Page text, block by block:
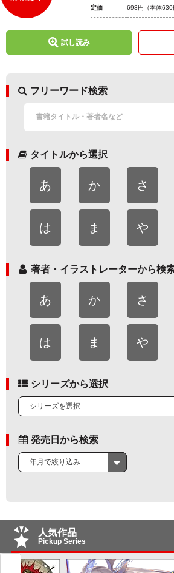
定価 693円 （本体630
試し読み
フリーワード検索
タイトルから選択
あ か さ
は ま や
著者・イラストレーターから検
あ か さ
は ま や
シリーズから選択
シリーズを選択
発売日から検索
年月で絞り込み
人気作品
Pickup Series